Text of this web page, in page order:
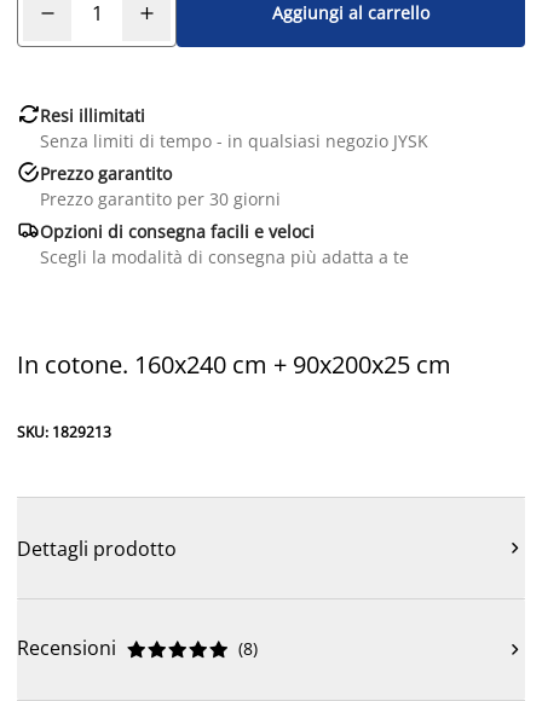
Aggiungi al carrello
Resi illimitati
Senza limiti di tempo - in qualsiasi negozio JYSK
Prezzo garantito
Prezzo garantito per 30 giorni
Opzioni di consegna facili e veloci
Scegli la modalità di consegna più adatta a te
In cotone. 160x240 cm + 90x200x25 cm
SKU: 1829213
Dettagli prodotto 
Recensioni 




 (8) 